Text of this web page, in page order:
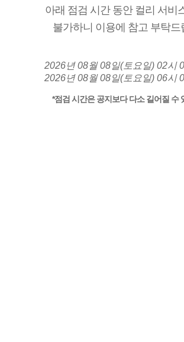
아래 점검 시간 동안 컬리 서비
불가하니 이용에 참고 부탁드
2026년 08월 08일(토요일) 02시
2026년 08월 08일(토요일) 06시
*점검 시간은 공지보다 다소 길어질 수